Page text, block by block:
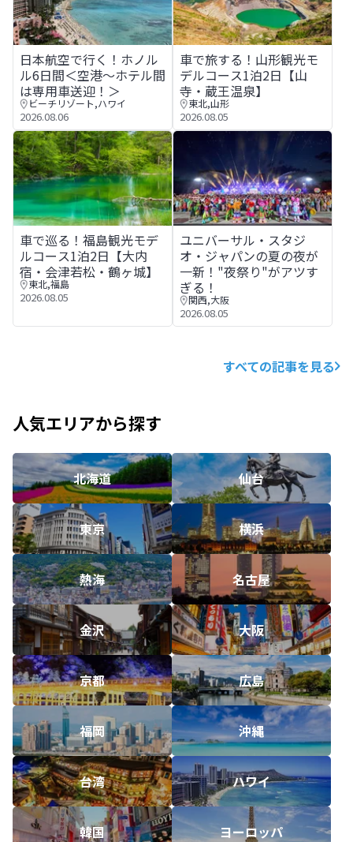
日本航空で行く！ホノルル6日間＜空港～ホテル間は専用車
日本航空で行く！ホノル
ル6日間＜空港～ホテル間
は専用車送迎！＞
ビーチリゾート,ハワイ
2026.08.06
車で旅する！山形観光モデル
車で旅する！山形観光モ
デルコース1泊2日【山
寺・蔵王温泉】
東北,山形
2026.08.05
車で巡る！福島観光モデルコース1泊2日【大内宿・会津若
車で巡る！福島観光モデ
ルコース1泊2日【大内
宿・会津若松・鶴ヶ城】
東北,福島
2026.08.05
ユニバーサル・スタジオ・ジ
ユニバーサル・スタジ
オ・ジャパンの夏の夜が
一新！"夜祭り"がアツす
ぎる！
関西,大阪
2026.08.05
すべての記事を見る
人気エリアから探す
北海道 仙台
東京 横浜
熱海 名古屋
金沢 大阪
京都 広島
福岡 沖縄
台湾 ハワイ
韓国 ヨーロッパ